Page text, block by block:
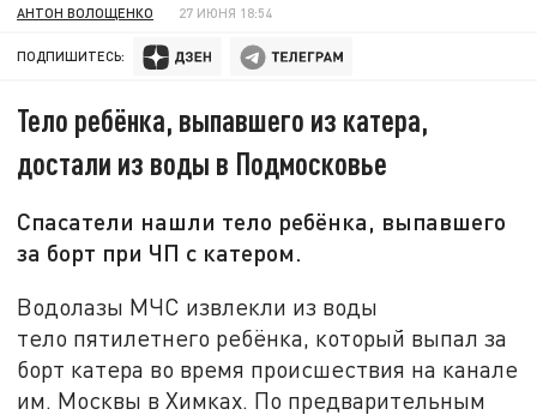
АНТОН ВОЛОЩЕНКО 27 ИЮНЯ 18:54
ПОДПИШИТЕСЬ:
Тело ребёнка, выпавшего из катера,
достали из воды в Подмосковье
Спасатели нашли тело ребёнка, выпавшего
за борт при ЧП с катером.
Водолазы МЧС извлекли из воды
тело пятилетнего ребёнка, который выпал за
борт катера во время происшествия на канале
им. Москвы в Химках. По предварительным